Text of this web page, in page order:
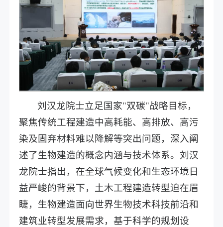
刘汉龙院士立足国家"双碳"战略目标，
聚焦传统工程建造中高耗能、高排放、高污
染及固弃材料难以降解等突出问题，深入阐
述了生物建造的概念内涵与技术体系。刘汉
龙院士指出，在全球气候变化和生态环境日
益严峻的背景下，土木工程建造转型迫在眉
睫，生物建造面向世界生物技术科技前沿和
建筑业转型发展需求，基于科学的规划设